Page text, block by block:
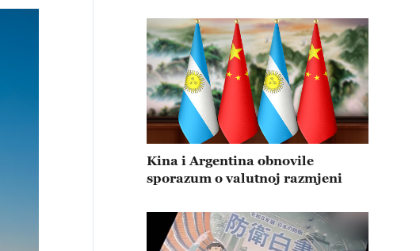
Kina i Argentina obnovile
sporazum o valutnoj razmjeni